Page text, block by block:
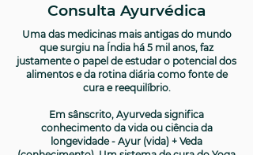
Consulta Ayurvédica
Uma das medicinas mais antigas do mundo
que surgiu na Índia há 5 mil anos, faz
justamente o papel de estudar o potencial dos
alimentos e da rotina diária como fonte de
cura e reequilíbrio.
Em sânscrito, Ayurveda significa
conhecimento da vida ou ciência da
longevidade - Ayur (vida) + Veda